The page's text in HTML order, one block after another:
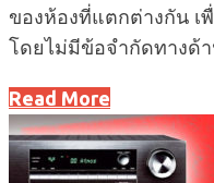
ของห้องที่แตกต่างกัน เ
โดยไม่มีข้อจำกัดทางด้
Read More